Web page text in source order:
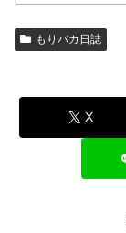
もりバカ日誌
X